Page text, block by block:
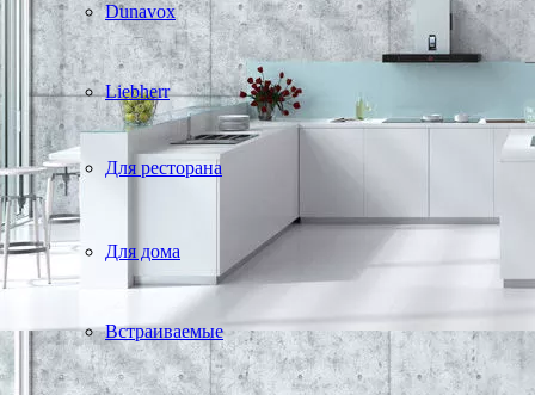
Dunavox
Liebherr
Для ресторана
Для дома
Встраиваемые